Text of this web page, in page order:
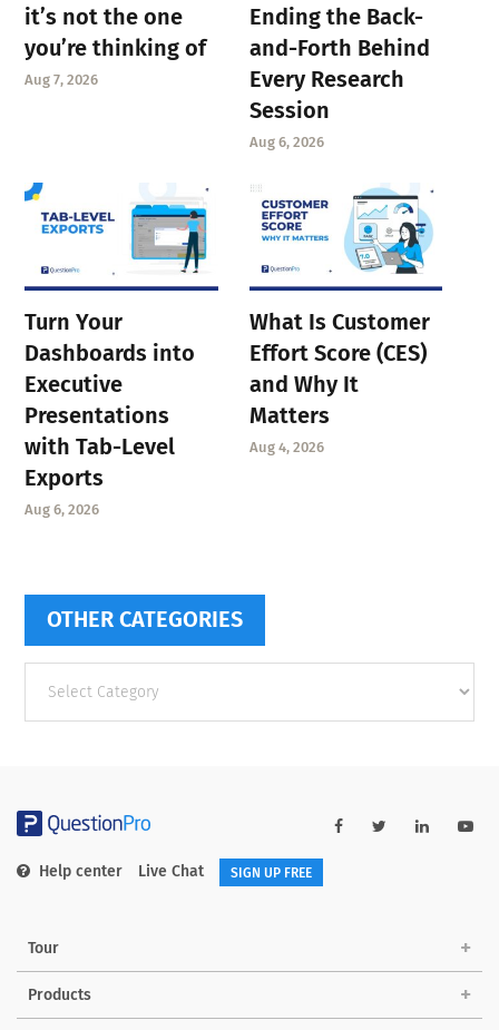
it’s not the one
you’re thinking of
Aug 7, 2026
Ending the Back-
and-Forth Behind
Every Research
Session
Aug 6, 2026
Turn Your
Dashboards into
Executive
Presentations
with Tab-Level
Exports
Aug 6, 2026
What Is Customer
Effort Score (CES)
and Why It
Matters
Aug 4, 2026
OTHER CATEGORIES
categories
Help center Live Chat SIGN UP FREE
Tour
Products